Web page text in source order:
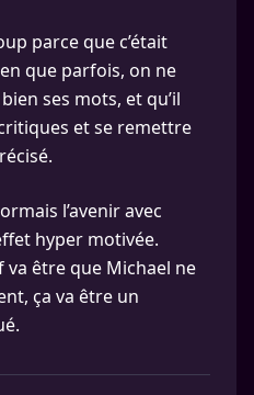
parce que c’était
que parfois, on ne
ses mots, et qu’il
et se remettre
l’avenir avec
hyper motivée.
être que Michael ne
ça va être un